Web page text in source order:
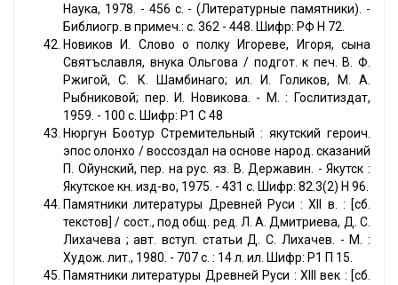
Наука, 1978. - 456 с. - (Литературные памятники). -
Библиогр. в примеч.: с. 362 - 448. Шифр: РФ Н 72.
Новиков И. Слово о полку Игореве, Игоря, сына
Святъславля, внука Ольгова / подгот. к печ. В. Ф.
Ржигой, С. К. Шамбинаго; ил. И. Голиков, М. А.
Рыбниковой; пер. И. Новикова. - М. : Гослитиздат,
1959. - 100 с. Шифр: Р1 С 48
Нюргун Боотур Стремительный : якутский героич.
эпос олонхо / воссоздал на основе народ. сказаний
П. Ойунский, пер. на рус. яз. В. Державин. - Якутск :
Якутское кн. изд-во, 1975. - 431 с. Шифр: 82.3(2) Н 96.
Памятники литературы Древней Руси : XII в. : [сб.
текстов] / сост., под общ. ред. Л. А. Дмитриева, Д. С.
Лихачева ; авт. вступ. статьи Д. С. Лихачев. - М. :
Худож. лит., 1980. - 707 с. : 14 л. ил. Шифр: Р1 П 15.
Памятники литературы Древней Руси : XIII век : [сб.